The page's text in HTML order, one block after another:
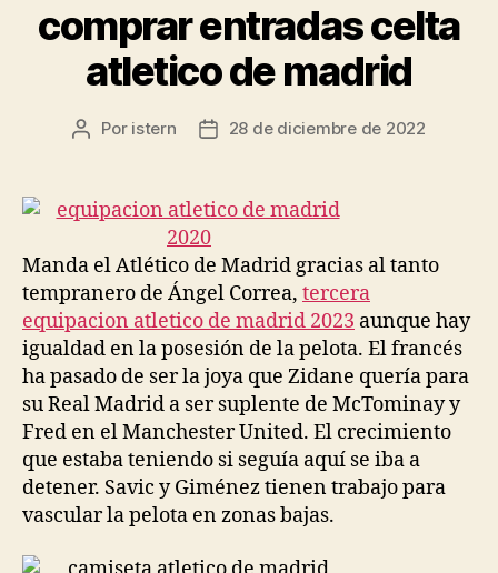
comprar entradas celta
atletico de madrid
Autor
entrada
Por istern
Fecha
entrada
28 de diciembre de 2022
Manda el Atlético de Madrid gracias al tanto
tempranero de Ángel Correa, tercera
equipacion atletico de madrid 2023 aunque hay
igualdad en la posesión de la pelota. El francés
ha pasado de ser la joya que Zidane quería para
su Real Madrid a ser suplente de McTominay y
Fred en el Manchester United. El crecimiento
que estaba teniendo si seguía aquí se iba a
detener. Savic y Giménez tienen trabajo para
vascular la pelota en zonas bajas.